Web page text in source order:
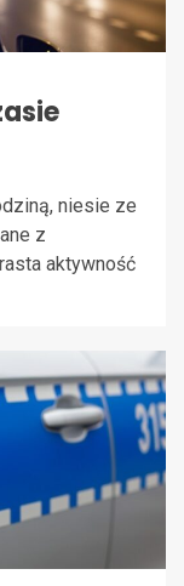
niesie ze
z
aktywność